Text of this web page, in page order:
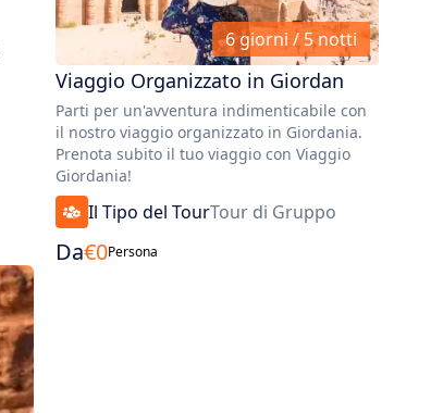
6 giorni / 5 notti
Viaggio Organizzato in Giordan
Parti per un'avventura indimenticabile con
il nostro viaggio organizzato in Giordania.
Prenota subito il tuo viaggio con Viaggio
Giordania!
Il Tipo del TourTour di Gruppo
Da€0Persona